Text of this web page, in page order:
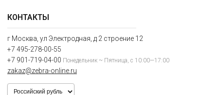
КОНТАКТЫ
г Москва, ул Электродная, д 2 строение 12
+7 495-278-00-55
+7 901-719-04-00 Понедельник ~ Пятница, с 10:00—17:00
zakaz@zebra-online.ru